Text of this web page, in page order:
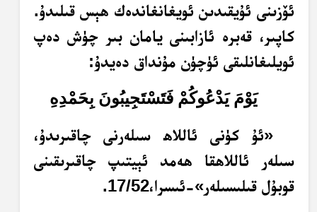
ئۆزىنى ئۇيقىدىن ئويغانغاندەك ھېس قىلىدۇ.
كاپىر، قەبرە ئازابىنى يامان بىر چۈش دەپ
ئويلىغانلىقى ئۈچۈن مۇنداق دەيدۇ:
يَوْمَ يَدْعُوكُمْ فَتَسْتَجِيبُونَ بِحَمْدِهِ
«ئۇ كۈنى ئاللاھ سىلەرنى چاقىرىدۇ،
سىلەر ئاللاھقا ھەمد ئېيتىپ چاقىرىقىنى
قوبۇل قىلىسىلەر»-ئىسرا،17/52.